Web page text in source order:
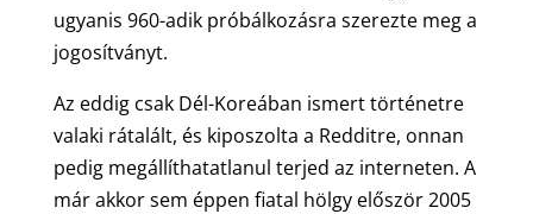
ugyanis 960-adik próbálkozásra szerezte meg a
jogosítványt.
Az eddig csak Dél-Koreában ismert történetre
valaki rátalált, és kiposzolta a Redditre, onnan
pedig megállíthatatlanul terjed az interneten. A
már akkor sem éppen fiatal hölgy először 2005